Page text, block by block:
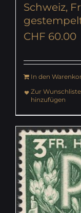
Schweiz,
CHF 60.00
In den
Zur Wunschliste
hinzufügen